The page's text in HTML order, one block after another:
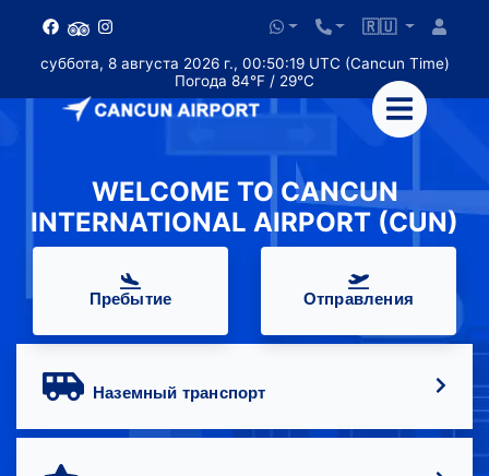
🇷🇺
суббота, 8 августа 2026 г., 00:50:19 UTC (Cancun Time)
Погода 84°F / 29°C
WELCOME TO CANCUN
INTERNATIONAL AIRPORT (CUN)
Пребытие Отправления
Наземный транспорт